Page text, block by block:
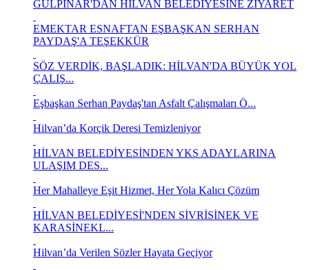
GÜLPINAR'DAN HİLVAN BELEDİYESİNE ZİYARET
EMEKTAR ESNAFTAN EŞBAŞKAN SERHAN
PAYDAŞ'A TEŞEKKÜR
SÖZ VERDİK, BAŞLADIK: HİLVAN'DA BÜYÜK YOL
ÇALIŞ...
Eşbaşkan Serhan Paydaş'tan Asfalt Çalışmaları Ö...
Hilvan’da Korçik Deresi Temizleniyor
HİLVAN BELEDİYESİNDEN YKS ADAYLARINA
ULAŞIM DES...
Her Mahalleye Eşit Hizmet, Her Yola Kalıcı Çözüm
HİLVAN BELEDİYESİ'NDEN SİVRİSİNEK VE
KARASİNEKL...
Hilvan’da Verilen Sözler Hayata Geçiyor